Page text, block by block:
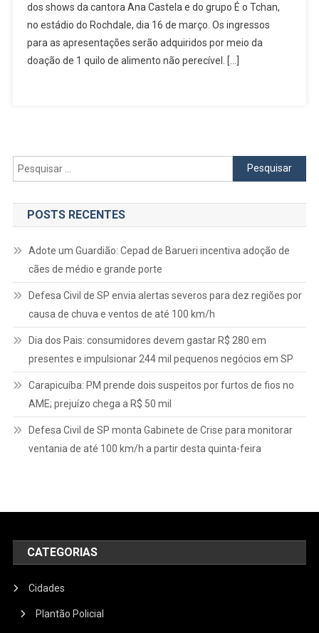
De
Ingressos
O
Tchan
Osasco
(1º)
dos shows da cantora Ana Castela e do grupo É o Tchan,
no estádio do Rochdale, dia 16 de março. Os ingressos
para as apresentações serão adquiridos por meio da
doação de 1 quilo de alimento não perecível. […]
Pesquisar
por:
POSTS RECENTES
Adote um Guardião: Cepad de Barueri incentiva adoção de
cães de médio e grande porte
Defesa Civil de SP envia alertas severos para dez regiões por
causa de chuva e ventos de até 100 km/h
Dia dos Pais: consumidores devem gastar R$ 280 em
presentes e impulsionar 244 mil pequenos negócios em SP
Carapicuíba: PM prende dois suspeitos por furtos de fios no
AME; prejuízo chega a R$ 50 mil
Defesa Civil de SP monta Gabinete de Crise para monitorar
ventania de até 100 km/h a partir desta quinta-feira
CATEGORIAS
Cidades
Plantão Policial